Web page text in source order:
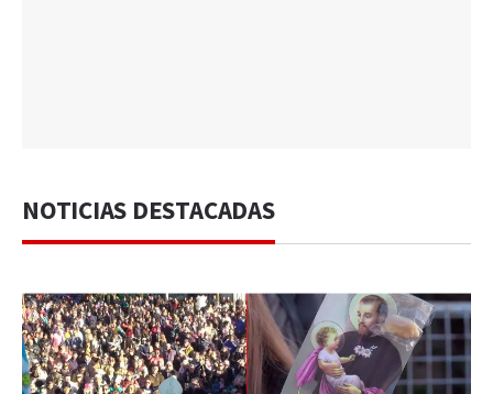
NOTICIAS DESTACADAS